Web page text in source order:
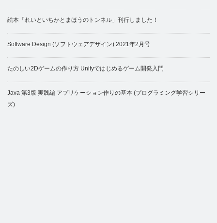
絵本「れいといちかとまほうのトンネル」刊行しました！
Software Design (ソフトウェアデザイン) 2021年2月号
たのしい2Dゲームの作り方 Unityではじめるゲーム開発入門
Java 第3版 実践編 アプリケーション作りの基本 (プログラミング学習シリー
ズ)